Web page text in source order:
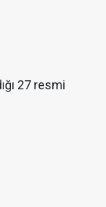
27 resmi